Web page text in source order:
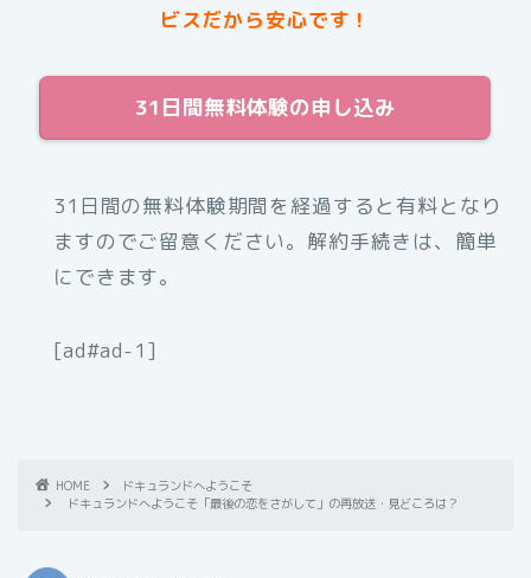
ビスだから安心です！
31日間無料体験の申し込み
31日間の無料体験期間を経過すると有料となり
ますのでご留意ください。解約手続きは、簡単
にできます。
[ad#ad-1]
HOME
ドキュランドへようこそ
ドキュランドへようこそ「最後の恋をさがして」の再放送・見どころは？